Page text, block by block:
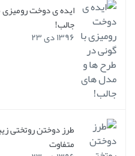
ایده ی دوخت
جالب!
۱۳۹۶ دی ۲۳
طرز دوختن روتختی
متفاوت